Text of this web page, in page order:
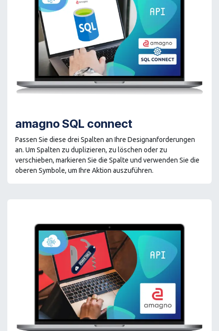
amagno SQL connect
Passen Sie diese drei Spalten an Ihre Designanforderungen
an. Um Spalten zu duplizieren, zu löschen oder zu
verschieben, markieren Sie die Spalte und verwenden Sie die
oberen Symbole, um Ihre Aktion auszuführen.